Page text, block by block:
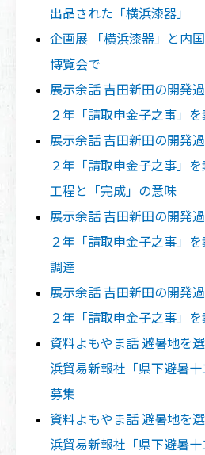
出品された「横浜漆器」
企画展 「横浜漆器」と内
博覧会で
展示余話 吉田新田の開発
２年「請取申金子之事」
展示余話 吉田新田の開発
２年「請取申金子之事」
工程と「完成」の意味
展示余話 吉田新田の開発
２年「請取申金子之事」
調達
展示余話 吉田新田の開発
２年「請取申金子之事」
資料よもやま話 避暑地を
浜貿易新報社「県下避暑
募集
資料よもやま話 避暑地を
浜貿易新報社「県下避暑